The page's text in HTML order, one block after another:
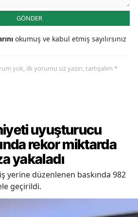
GÖNDER
okumuş ve kabul etmiş sayılırsınız
yok, ilk yorumu siz yazın, tartışalım *
uyuşturucu
rekor miktarda
yakaladı
yerine düzenlenen baskında 982
geçirildi.